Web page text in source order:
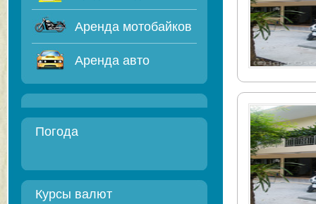
Аренда мотобайков
Аренда авто
Погода
Курсы валют